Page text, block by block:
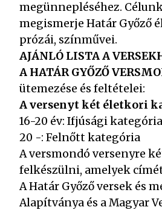
megünnepléséhez.
megismerje Határ Győző
prózái, színművei.
AJÁNLÓ LISTA A
A HATÁR GYŐZŐ
ütemezése és feltételei:
A versenyt két életkori
16-20 év: Ifjúsági kategória
20 -: Felnőtt kategória
A versmondó versenyre
felkészülni, amelyek
A Határ Győző versek és
Alapítványa és a Magyar